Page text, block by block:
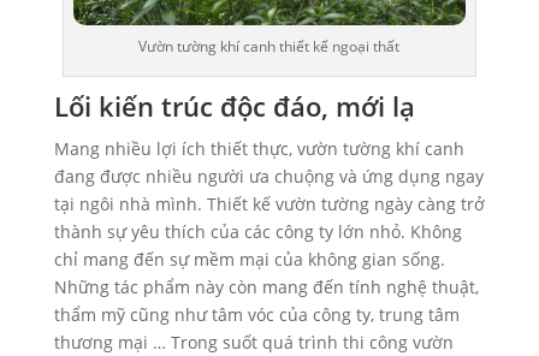
Vườn tường khí canh thiết kế ngoại thất
Lối kiến trúc độc đáo, mới lạ
Mang nhiều lợi ích thiết thực, vườn tường khí canh
đang được nhiều người ưa chuộng và ứng dụng ngay
tại ngôi nhà mình. Thiết kế vườn tường ngày càng trở
thành sự yêu thích của các công ty lớn nhỏ. Không
chỉ mang đến sự mềm mại của không gian sống.
Những tác phẩm này còn mang đến tính nghệ thuật,
thẩm mỹ cũng như tâm vóc của công ty, trung tâm
thương mại … Trong suốt quá trình thi công vườn